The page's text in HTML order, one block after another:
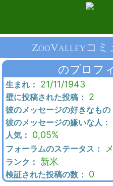
のプロフ
生まれ： 21/11/1943
壁に投稿された投稿： 2
彼のメッセージの好きなもの
彼のメッセージの嫌いな人：
人気： 0,05%
フォーラムのステータス：
ランク： 新米
検証された投稿の数： 0